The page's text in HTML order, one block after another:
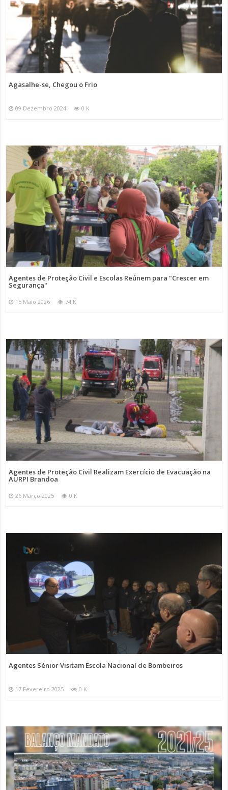
Agasalhe-se, Chegou o Frio
09 Dezembro 2024 0 K
Agentes de Proteção Civil e Escolas Reúnem para "Crescer em
Segurança"
15 Maio 2026 74 K
Agentes de Proteção Civil Realizam Exercício de Evacuação na
AURPI Brandoa
26 Março 2025 0 K
Agentes Sénior Visitam Escola Nacional de Bombeiros
17 Fevereiro 2025 0 K